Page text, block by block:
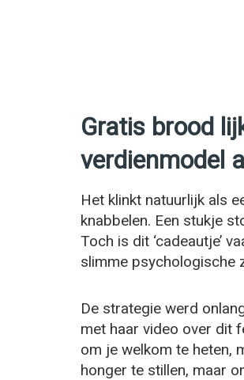
Gratis brood
verdienmodel
Het klinkt natuurlijk als
knabbelen. Een stukje
Toch is dit ‘cadeautje’
slimme psychologische
De strategie werd
met haar video over dit
om je welkom te heten,
honger te stillen, maar